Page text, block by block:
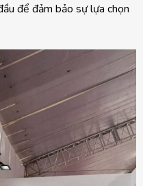
để đảm bảo sự lựa chọn